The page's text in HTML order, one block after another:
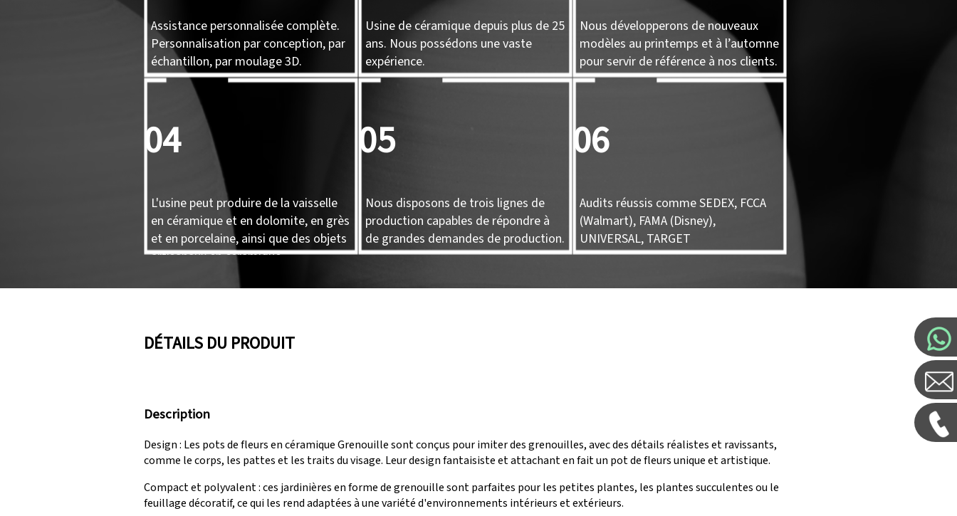
Assistance personnalisée complète.
Personnalisation par conception, par
échantillon, par moulage 3D.
Usine de céramique depuis plus de 25
ans. Nous possédons une vaste
expérience.
Nous développerons de nouveaux
modèles au printemps et à l’automne
pour servir de référence à nos clients.
04
L'usine peut produire de la vaisselle
en céramique et en dolomite, en grès
et en porcelaine, ainsi que des objets
artisanaux en céramique.
05
Nous disposons de trois lignes de
production capables de répondre à
de grandes demandes de production.
06
Audits réussis comme SEDEX, FCCA
(Walmart), FAMA (Disney),
UNIVERSAL, TARGET
DÉTAILS DU PRODUIT
Description
Design : Les pots de fleurs en céramique Grenouille sont conçus pour imiter des grenouilles, avec des détails réalistes et ravissants,
comme le corps, les pattes et les traits du visage. Leur design fantaisiste et attachant en fait un pot de fleurs unique et artistique.
Compact et polyvalent : ces jardinières en forme de grenouille sont parfaites pour les petites plantes, les plantes succulentes ou le
feuillage décoratif, ce qui les rend adaptées à une variété d'environnements intérieurs et extérieurs.